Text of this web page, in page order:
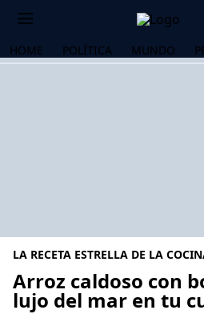
HOME POLÍTICA MUNDO
LA RECETA ESTRELLA DE LA
Arroz caldoso con
lujo del mar en tu